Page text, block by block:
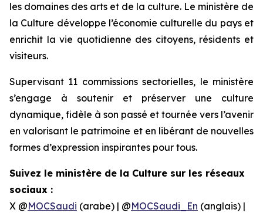
les domaines des arts et de la culture. Le ministère de
la Culture développe l’économie culturelle du pays et
enrichit la vie quotidienne des citoyens, résidents et
visiteurs.
Supervisant 11 commissions sectorielles, le ministère
s’engage à soutenir et préserver une culture
dynamique, fidèle à son passé et tournée vers l’avenir
en valorisant le patrimoine et en libérant de nouvelles
formes d’expression inspirantes pour tous.
Suivez le ministère de la Culture sur les réseaux
sociaux :
X @MOCSaudi (arabe) | @MOCSaudi_En (anglais) |